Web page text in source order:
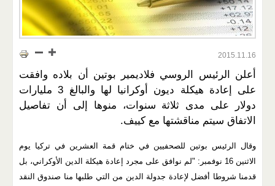
2015.11.16
أعلن الرئيس الروسي فلاديمير بوتين أن بلاده وافقت
على إعادة هيكلة ديون أوكرانيا لها والبالغ 3 مليارات
دولار على مدى ثلاثة سنوات، منوها إلى أن تفاصيل
الاتفاق سيتم مناقشتها مع كييف.
وقال الرئيس بوتين للصحفيين في ختام قمة العشرين في تركيا يوم
الاثنين 16 نوفمبر: "لم نوافق على مجرد إعادة هيكلة الدين الأوكراني، بل
قدمنا شروطا أفضل لإعادة جدولة الدين من التي طلبها منا صندوق النقد